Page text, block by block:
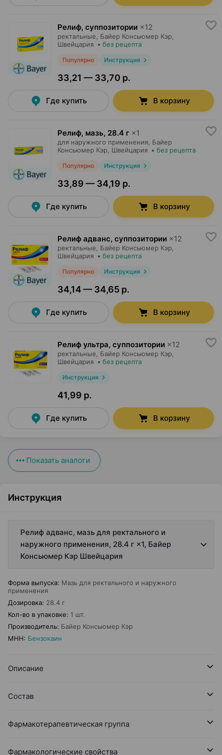
Релиф, суппозитории ×12
ректальные, Байер Консьюмер Кэр
Швейцария • без рецепта
Популярно Инструкция
33,21 — 33,70 р.
Где купить В корзину
Релиф, мазь, 28.4 г ×1
для наружного применения, Байер
Консьюмер Кэр , Швейцария • без рецепта
Популярно Инструкция
33,89 — 34,19 р.
Где купить В корзину
Релиф адванс, суппозитории ×12
ректальные, Байер Консьюмер Кэр
Швейцария • без рецепта
Популярно Инструкция
34,14 — 34,65 р.
Где купить В корзину
Релиф ультра, суппозитории ×12
ректальные, Байер Консьюмер Кэр
Швейцария • без рецепта
Инструкция
41,99 р.
Где купить В корзину
Показать аналоги
Инструкция
Релиф адванс, мазь для ректального и
наружного применения, 28.4 г ×1, Байер
Консьюмер Кэр Швейцария
Форма выпуска: Мазь для ректального и наружного
применения
Дозировка: 28.4 г
Кол-во в упаковке: 1 шт.
Производитель: Байер Консьюмер Кэр
МНН: Бензокаин
Описание
Состав
Фармакотерапевтическая группа
Фармакологические свойства